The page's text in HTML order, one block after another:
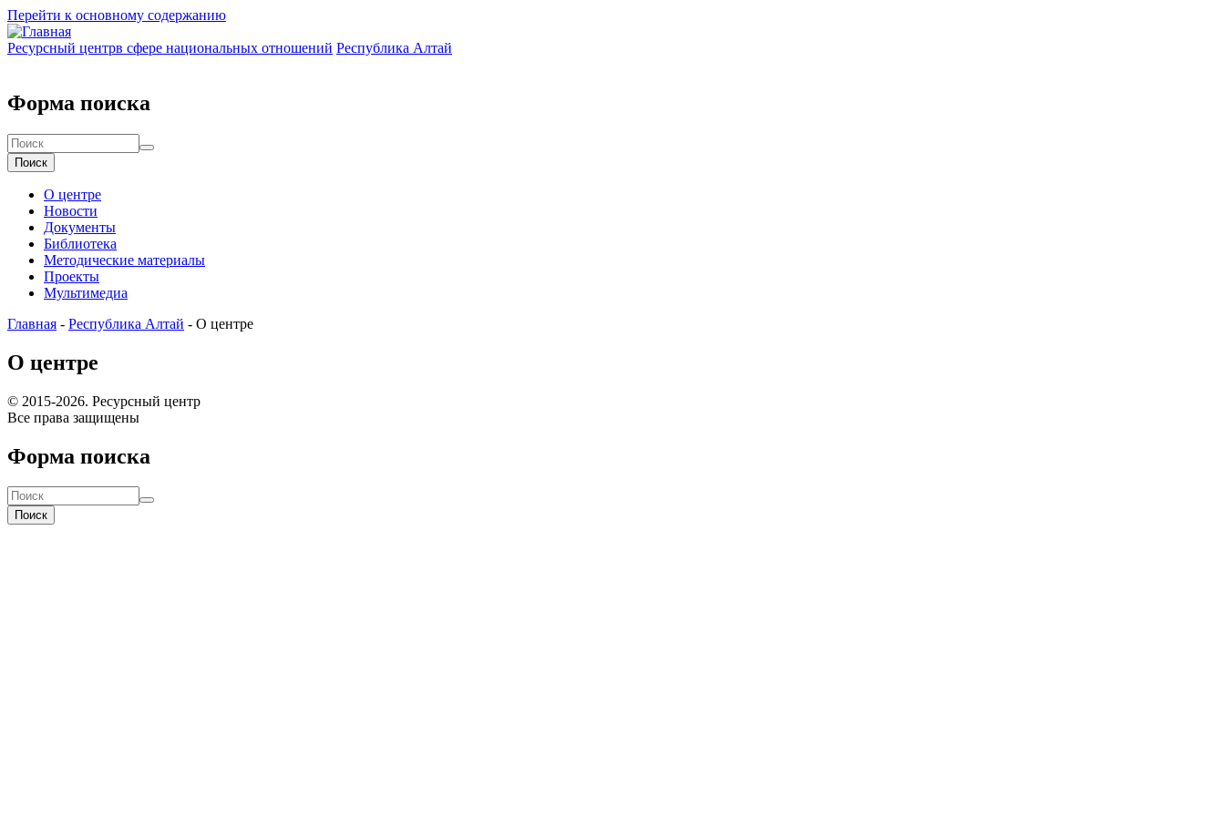
Перейти к основному содержанию
Ресурсный центрв сфере национальных отношений Республика Алтай
Форма поиска
Поиск
О центре
Новости
Документы
Библиотека
Методические материалы
Проекты
Мультимедиа
Главная - Республика Алтай - О центре
О центре
© 2015-2026. Ресурсный центр
Все права защищены
Форма поиска
Поиск